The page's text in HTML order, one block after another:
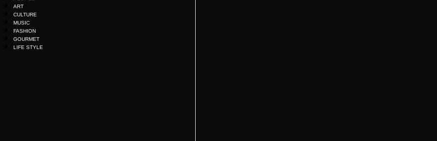
ART
CULTURE
MUSIC
FASHION
GOURMET
LIFE STYLE